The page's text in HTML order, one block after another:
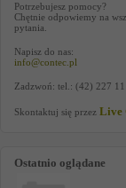
Potrzebujesz pomocy?
Chętnie odpowiemy na
pytania.
Napisz do nas:
info@contec.pl
Zadzwoń: tel.: (42) 227
Skontaktuj się przez Live
Ostatnio oglądane